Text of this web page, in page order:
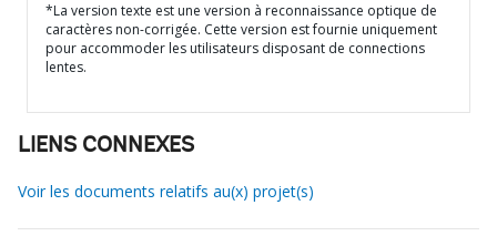
*La version texte est une version à reconnaissance optique de
caractères non-corrigée. Cette version est fournie uniquement
pour accommoder les utilisateurs disposant de connections
lentes.
LIENS CONNEXES
Voir les documents relatifs au(x) projet(s)